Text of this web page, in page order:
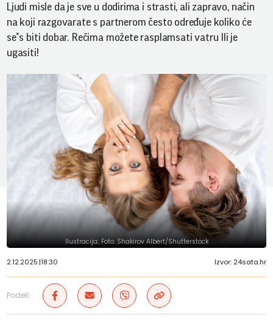
Ljudi misle da je sve u dodirima i strasti, ali zapravo, način
na koji razgovarate s partnerom često određuje koliko će
se*s biti dobar. Rečima možete rasplamsati vatru Ili je
ugasiti!
Ilustracija; Foto: Shakirov Albert/Shutterstock
2.12.2025.|18:30 Izvor: 24sata.hr
Podeli: